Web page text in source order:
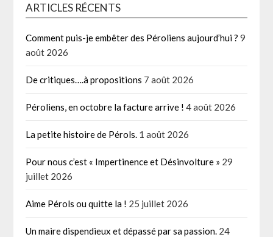
ARTICLES RÉCENTS
Comment puis-je embêter des Péroliens aujourd’hui ? 9
août 2026
De critiques….à propositions 7 août 2026
Péroliens, en octobre la facture arrive ! 4 août 2026
La petite histoire de Pérols. 1 août 2026
Pour nous c’est « Impertinence et Désinvolture » 29
juillet 2026
Aime Pérols ou quitte la ! 25 juillet 2026
Un maire dispendieux et dépassé par sa passion. 24